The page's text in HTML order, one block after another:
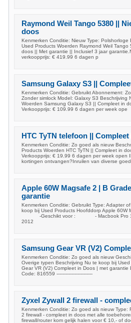
Raymond Weil Tango 5380 ||
doos
Kenmerken Conditie: Nieuw Type: Polshorloge
Used Products Woerden Raymond Weil
doos || Met garantie || Inclusief 3 jaar
verkoopprijs: € 419.99 6 dagen p
Samsung Galaxy S3 ||
Kenmerken Conditie: Gebruikt Abonnement:
Zonder simlock Model: Galaxy S3 Beschrijving
Woerden Samsung Galaxy S3 || Compleet in
Verkoopprijs: € 109.99 6 dagen per week ope
HTC TyTN telefoon ||
Kenmerken Conditie: Zo goed als nieuw
Products Woerden HTC TyTN || Compleet in
Verkoopprijs: € 19.99 6 dagen per week open
kortingen ontvangen?Inruilen van diverse
Apple 60W Magsafe 2 | B
garantie
Kenmerken Conditie: Gebruikt Type: Adapter
koop bij Used Products Hoofddorp Apple 60W
-Geschikt voor : - Macbook
2012
Samsung Gear VR (V2)
Kenmerken Conditie: Zo goed als nieuw
Overige typen Beschrijving Nu te koop bij
Gear VR (V2) Compleet in Doos | met garantie
Code: 816559 ------------------------
Zyxel Zywall 2 firewall -
Kenmerken Conditie: Zo goed als nieuw Type:
2 firewall - compleet in doos met alle
firewall/router kom gelijk halen voor € 10,- of